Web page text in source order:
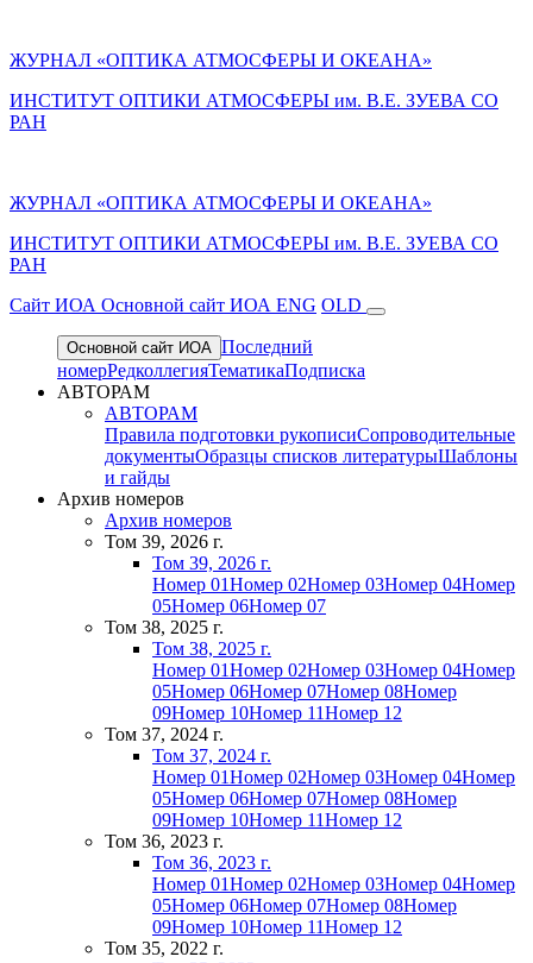
ЖУРНАЛ «ОПТИКА АТМОСФЕРЫ И ОКЕАНА»
ИНСТИТУТ ОПТИКИ АТМОСФЕРЫ им. В.Е. ЗУЕВА СО
РАН
ЖУРНАЛ «ОПТИКА АТМОСФЕРЫ И ОКЕАНА»
ИНСТИТУТ ОПТИКИ АТМОСФЕРЫ им. В.Е. ЗУЕВА СО
РАН
Cайт ИОА Основной сайт ИОА ENG OLD
Основной сайт ИОА Последний
номерРедколлегияТематикаПодписка
АВТОРАМ
АВТОРАМ
Правила подготовки рукописиСопроводительные
документыОбразцы списков литературыШаблоны
и гайды
Архив номеров
Архив номеров
Том 39, 2026 г.
Том 39, 2026 г.
Номер 01Номер 02Номер 03Номер 04Номер
05Номер 06Номер 07
Том 38, 2025 г.
Том 38, 2025 г.
Номер 01Номер 02Номер 03Номер 04Номер
05Номер 06Номер 07Номер 08Номер
09Номер 10Номер 11Номер 12
Том 37, 2024 г.
Том 37, 2024 г.
Номер 01Номер 02Номер 03Номер 04Номер
05Номер 06Номер 07Номер 08Номер
09Номер 10Номер 11Номер 12
Том 36, 2023 г.
Том 36, 2023 г.
Номер 01Номер 02Номер 03Номер 04Номер
05Номер 06Номер 07Номер 08Номер
09Номер 10Номер 11Номер 12
Том 35, 2022 г.